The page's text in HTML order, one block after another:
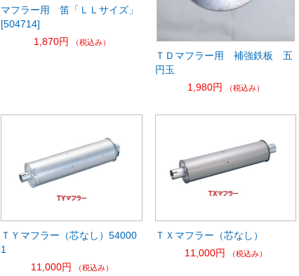
マフラー用 笛「ＬＬサイズ」
[504714]
1,870円
（税込み）
ＴＤマフラー用 補強鉄板 五
円玉
1,980円
（税込み）
ＴＹマフラー（芯なし）54000
1
11,000円
（税込み）
ＴＸマフラー（芯なし）
11,000円
（税込み）